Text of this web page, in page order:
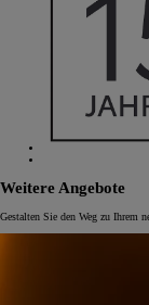
Weitere Angebote
Gestalten Sie den Weg zu Ihrem